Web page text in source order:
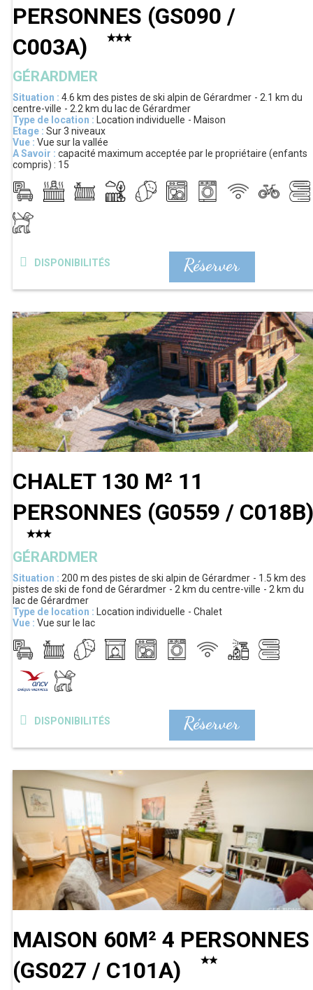
PERSONNES (GS090 /
C003A)
GÉRARDMER
Situation : 4.6 km des pistes de ski alpin de Gérardmer 2.1 km du
centre-ville
2.2 km du lac de Gérardmer
Type de location : Location individuelle
Maison
Etage : Sur 3 niveaux
Vue : Vue sur la vallée
A Savoir : capacité maximum acceptée par le propriétaire (enfants
compris) : 15
Réserver
DISPONIBILITÉS
CHALET 130 M² 11
PERSONNES (G0559 / C018B)
GÉRARDMER
Situation : 200 m des pistes de ski alpin de Gérardmer 1.5 km des
pistes de ski de fond de Gérardmer
2 km du centre-ville 2 km du
lac de Gérardmer
Type de location : Location individuelle
Chalet
Vue : Vue sur le lac
Réserver
DISPONIBILITÉS
MAISON 60M² 4 PERSONNES
(GS027 / C101A)